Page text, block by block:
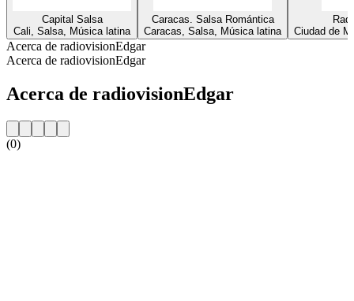
Capital Salsa
Cali, Salsa, Música latina
Caracas. Salsa Romántica
Caracas, Salsa, Música latina
Ciudad de
Acerca de radiovisionEdgar
Acerca de radiovisionEdgar
Acerca de radiovisionEdgar
(0)